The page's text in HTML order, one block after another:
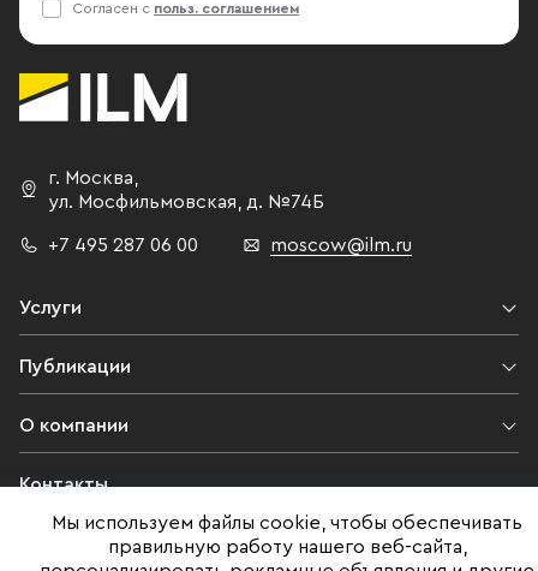
Согласен с польз. соглашением
г. Москва,
ул. Мосфильмовская, д. №74Б
+7 495 287 06 00 moscow@ilm.ru
Услуги
Публикации
О компании
Контакты
Юридическая информация
Мы используем файлы cookie, чтобы обеспечивать
правильную работу нашего веб-сайта,